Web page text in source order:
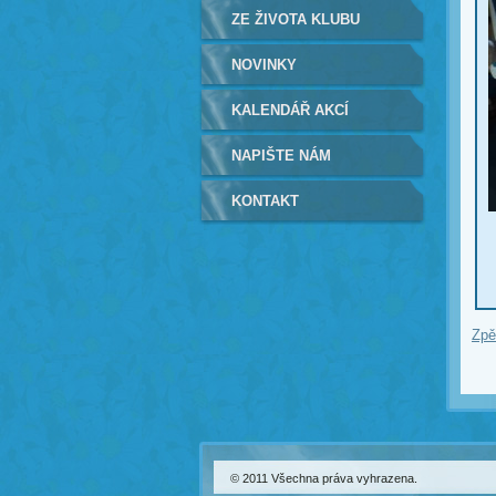
ZE ŽIVOTA KLUBU
NOVINKY
KALENDÁŘ AKCÍ
NAPIŠTE NÁM
KONTAKT
© 2011 Všechna práva vyhrazena.